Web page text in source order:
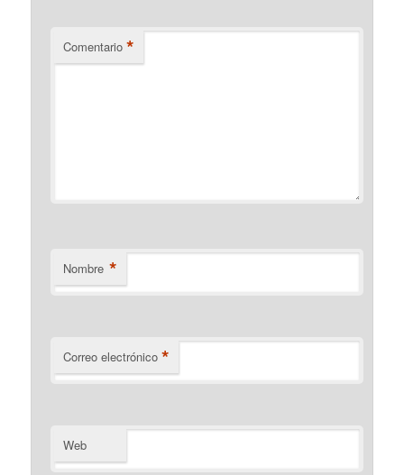
Comentario *
Nombre *
Correo electrónico *
Web